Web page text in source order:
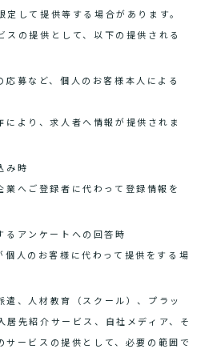
定して提供等する場合があります。
スの提供として、以下の提供される
応募など、個人のお客様本人による
により、求人者へ情報が提供されま
み時
業へご登録者に代わって登録情報を
るアンケートへの回答時
個人のお客様に代わって提供をする場
遣、人材教育（スクール）、プラッ
居先紹介サービス、自社メディア、そ
サービスの提供として、必要の範囲で